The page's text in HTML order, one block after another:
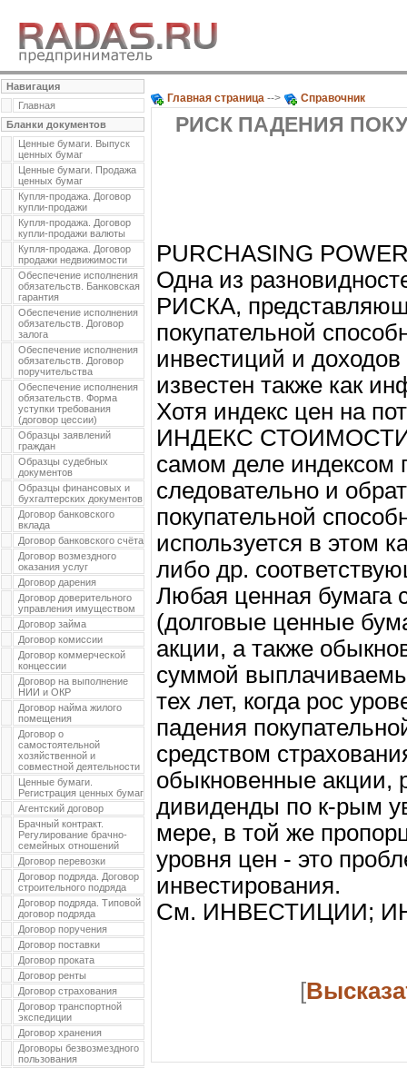
Навигация
Главная
Бланки документов
Ценные бумаги. Выпуск
ценных бумаг
Ценные бумаги. Продажа
ценных бумаг
Купля-продажа. Договор
купли-продажи
Купля-продажа. Договор
купли-продажи валюты
Купля-продажа. Договор
продажи недвижимости
Обеспечение исполнения
обязательств. Банковская
гарантия
Обеспечение исполнения
обязательств. Договор
залога
Обеспечение исполнения
обязательств. Договор
поручительства
Обеспечение исполнения
обязательств. Форма
уступки требования
(договор цессии)
Образцы заявлений
граждан
Образцы судебных
документов
Образцы финансовых и
бухгалтерских документов
Договор банковского
вклада
Договор банковского счёта
Договор возмездного
оказания услуг
Договор дарения
Договор доверительного
управления имуществом
Договор займа
Договор комиссии
Договор коммерческой
концессии
Договор на выполнение
НИИ и ОКР
Договор найма жилого
помещения
Договор о
самостоятельной
хозяйственной и
совместной деятельности
Ценные бумаги.
Регистрация ценных бумаг
Агентский договор
Брачный контракт.
Регулирование брачно-
семейных отношений
Договор перевозки
Договор подряда. Договор
строительного подряда
Договор подряда. Типовой
договор подряда
Договор поручения
Договор поставки
Договор проката
Договор ренты
Договор страхования
Договор транспортной
экспедиции
Договор хранения
Договоры безвозмездного
пользования
Главная страница --> Справочник
РИСК ПАДЕНИЯ
PURCHASING
Одна из
РИСКА,
покупательной
инвестиций и
известен также как
Хотя индекс цен на
ИНДЕКС СТОИМОСТИ
самом деле индексом
следовательно и
покупательной
используется в этом
либо др.
Любая ценная бумага
(долговые ценные
акции, а также
суммой
тех лет, когда рос
падения
средством
обыкновенные акции,
дивиденды по к-рым
мере, в той же
уровня цен - это
инвестирования.
См. ИНВЕСТИЦИИ;
[